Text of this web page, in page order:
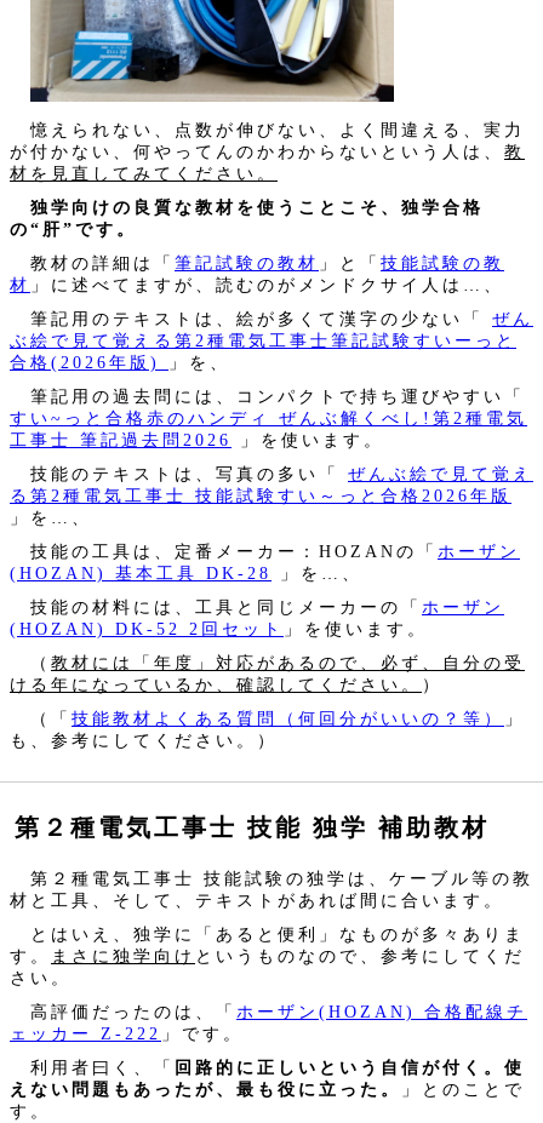
憶えられない、点数が伸びない、よく間違える、実力
が付かない、何やってんのかわからないという人は、 教
材を見直してみてください。
独学向けの良質な教材を使うことこそ、独学合格
の“肝”です。
教材の詳細は「 筆記試験の教材 」と「 技能試験の教
材 」に述べてますが、読むのがメンドクサイ人は…、
筆記用のテキストは、絵が多くて漢字の少ない「
ぜん
ぶ絵で見て覚える第2種電気工事士筆記試験すいーっと
合格(2026年版)
」を、
筆記用の過去問には、コンパクトで持ち運びやすい「
すい~っと合格赤のハンディ ぜんぶ解くべし!第2種電気
工事士 筆記過去問2026
」を使います。
技能のテキストは、写真の多い「
ぜんぶ絵で見て覚え
る第2種電気工事士 技能試験すい～っと合格2026年版
」を…、
技能の工具は、定番メーカー：HOZANの「 ホーザン
(HOZAN) 基本工具 DK-28
」を…、
技能の材料には、工具と同じメーカーの「 ホーザン
(HOZAN) DK-52 2回セット
」を使います。
（ 教材には「年度」対応があるので、必ず、自分の受
ける年になっているか、確認してください。
）
（「 技能教材よくある質問（何回分がいいの？等）
」
も、参考にしてください。）
第２種電気工事士 技能 独学 補助教材
第２種電気工事士 技能試験の独学は、ケーブル等の教
材と工具、そして、テキストがあれば間に合います。
とはいえ、独学に「あると便利」なものが多々ありま
す。
まさに独学向け というものなので、参考にしてくだ
さい。
高評価だったのは、「 ホーザン(HOZAN) 合格配線チ
ェッカー Z-222 」です。
利用者曰く、「 回路的に正しいという自信が付く。使
えない問題もあったが、最も役に立った。
」とのことで
す。